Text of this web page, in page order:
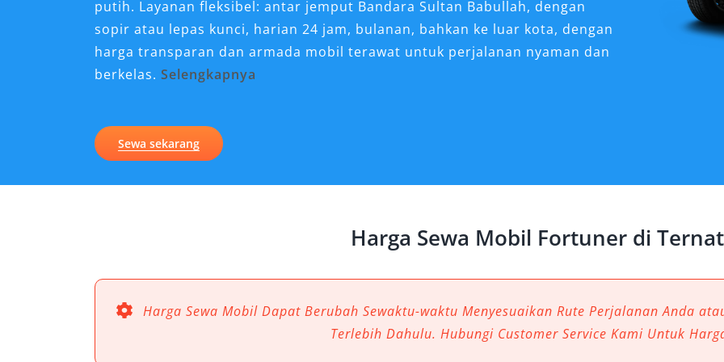
putih. Layanan fleksibel: antar jemput Bandara Sultan Babullah, dengan
sopir atau lepas kunci, harian 24 jam, bulanan, bahkan ke luar kota, dengan
harga transparan dan armada mobil terawat untuk perjalanan nyaman dan
berkelas.Selengkapnya
untuk Perjalanan di Ternate?
jalan. Sewa mobil Fortuner Ternate menjadi pilihan ideal bagi wisatawan,
keamanan, dan prestise dalam perjalanan. Sebagai mobil SUV mewah
berkapasitas besar, Fortuner menggabungkan gaya, tenaga, dan teknologi,
sehingga setiap perjalanan di Ternate, baik ke pusat kota maupun ke luar
kota, terasa lebih praktis dan menyenangkan.
Sewa sekarang
Harga Sewa Mobil Fortuner di
Harga Sewa Mobil Dapat Berubah Sewaktu-waktu Menyesuaikan Rute Perjalanan Anda
Terlebih Dahulu. Hubungi Customer Service Kami Untuk